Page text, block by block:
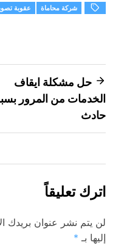
شركة محاماة عقوبة
تصفّح
المقالات
حل مشكلة ايقاف
الخدمات من المرور
حادث
اترك تعليقاً
لن يتم نشر عنوان بريدك
إليها بـ *